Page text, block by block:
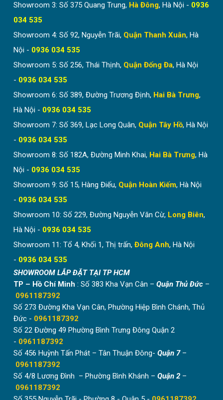
Rèm tổ ong hệ kéo dây giống như rèm cửa thông
thường
Do thiết kế các ô cửa kính thường dài và hẹp vì vậy loại
rèm tổ ong kéo lên xuống được nhiều khách hàng sử
tiếp với nhân viên kỹ thuật của Hòa Phát để được tư
vấn giải pháp lắp đặt phù hợp nhất.
Báo Giá rèm tổ ong trên kính
Giá rèm tổ ong trên kính
từ 1.200.000 đồng.
Các màu vải rèm khác nhau có giá thành như
nhau.
Đơn giá cho diện tích dưới 1m2 làm tròn thành
1m2.
Diện tích lắp đặt lớn trên 10m2, Hòa Phát có hỗ
trợ thêm về giá.
Báo giá Hòa Phát gửi cho khách hàng là báo giá minh
bạch, rõ ràng. Cam kết không có thêm chi phí phát sinh
sau khi hoàn thiện công trình. Là đơn vị đã có uy tín,
Hòa Phát cam kết đảm bảo về chất lượng, minh bạch
về giá thành. Quý khách hàng có thể yên tâm tuyệt đối
Showroom 3: Số 375 Quang Trung, Hà Đông, Hà Nội - 0936
034 535
Showroom 4: Số 92, Nguyễn Trãi, Quận Thanh Xuân, Hà
Nội - 0936 034 535
Showroom 5: Số 256, Thái Thịnh, Quận Đống Đa, Hà Nội
- 0936 034 535
Showroom 6: Số 389, Đường Trương Định, Hai Bà Trưng,
Hà Nội - 0936 034 535
Showroom 7: Số 369, Lạc Long Quân, Quận Tây Hồ, Hà Nội
- 0936 034 535
Showroom 8: Số 182A, Đường Minh Khai, Hai Bà Trưng, Hà
Nội - 0936 034 535
Showroom 9: Số 15, Hàng Điếu, Quận Hoàn Kiếm, Hà Nội
- 0936 034 535
Showroom 10: Số 229, Đường Nguyễn Văn Cừ, Long Biên,
Hà Nội - 0936 034 535
Showroom 11: Tổ 4, Khối 1, Thị trấn, Đông Anh, Hà Nội
- 0936 034 535
SHOWROOM LẮP ĐẶT TẠI TP HCM
TP – Hồ Chí Minh : Số 383 Kha Vạn Cân – Quận Thủ Đức –
0961187392
Số 273 Đường Kha Vạn Cân, Phường Hiệp Bình Chánh, Thủ
Đức - 0961187392
Số 22 Đường 49 Phường Bình Trưng Đông Quận 2
- 0961187392
Số 456 Huỳnh Tấn Phát – Tân Thuận Đông- Quận 7–
0961187392
Số 4/8 Lương Đình – Phường Bình Khánh – Quận 2 –
0961187392